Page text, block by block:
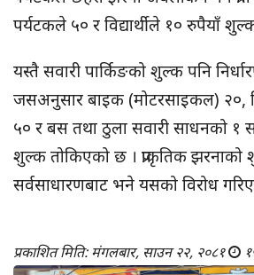
पर्यटकले ५० र विद्यार्थीले १० रुपैयाँ
यस्तै सवारी पार्किङको शुल्क पनि
जसअनुसार बाइक (मोटरसाइकल) २०,
५० र बस तथा ठुला सवारी साधनको १
शुल्क तोकिएको छ । प्राकृतिक
सर्वसाधारणबाट भने यसको विरोध
प्रकाशित मिति: मंगलबार, साउन २२, २०८१